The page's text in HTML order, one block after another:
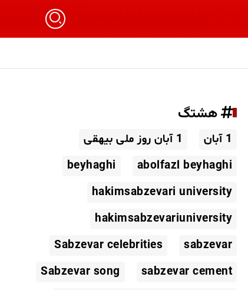
هشتگ
1 آبان
1 آبان روز ملی بیهقی
abolfazl beyhaghi
beyhaghi
hakimsabzevari university
hakimsabzevariuniversity
sabzevar
Sabzevar celebrities
sabzevar cement
Sabzevar song